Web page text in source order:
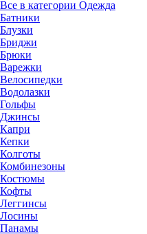
Все в категории Одежда
Батники
Блузки
Бриджи
Брюки
Варежки
Велосипедки
Водолазки
Гольфы
Джинсы
Капри
Кепки
Колготы
Комбинезоны
Костюмы
Кофты
Леггинсы
Лосины
Панамы